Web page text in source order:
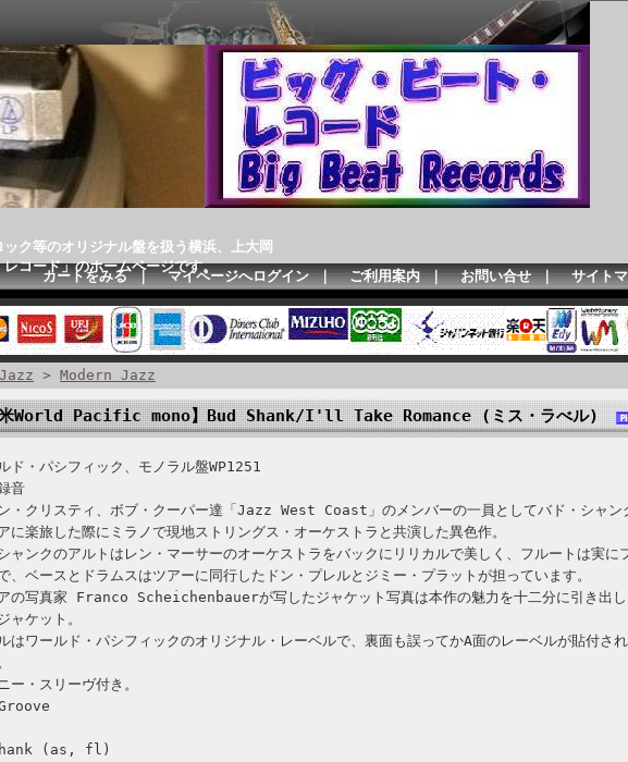
ク等のオリジナル盤を扱う横浜、上大岡
コード」のホームページです。
カートをみる｜ マイページへログイン｜ ご利用案内｜ お問い合せ｜ サイト
Jazz > Modern Jazz
World Pacific mono】Bud Shank/I'll Take Romance (ミス・ラべル)
ド・パシフィック、モノラル盤WP1251
音
・クリスティ、ボブ・クーパー達「Jazz West Coast」のメンバーの一員としてバド・シャン
に楽旅した際にミラノで現地ストリングス・オーケストラと共演した異色作。
ャンクのアルトはレン・マーサーのオーケストラをバックにリリカルで美しく、フルートは実に
、ベースとドラムスはツアーに同行したドン・プレルとジミー・プラットが担っています。
の写真家 Franco Scheichenbauerが写したジャケット写真は本作の魅力を十二分に引き出
ャケット。
はワールド・パシフィックのオリジナル・レーベルで、裏面も誤ってかA面のレーベルが貼付さ
ー・スリーヴ付き。
(as, fl)